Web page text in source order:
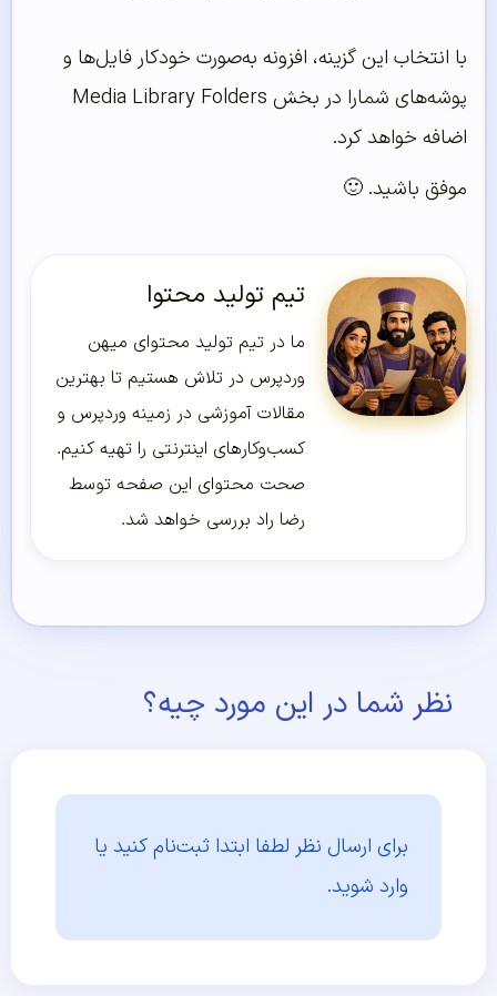
با انتخاب این گزینه، افزونه به‌صورت خودکار فایل‌ها و
پوشه‌های شمارا در بخش Media Library Folders
اضافه خواهد کرد.
موفق باشید. 🙂
تیم تولید محتوا
ما در تیم تولید محتوای میهن
وردپرس در تلاش هستیم تا بهترین
مقالات آموزشی در زمینه وردپرس و
کسب‌و‌کارهای اینترنتی را تهیه کنیم.
صحت محتوای این صفحه توسط
رضا راد بررسی خواهد شد.
نظر شما در این مورد چیه؟
برای ارسال نظر لطفا ابتدا ثبت‌نام کنید یا
وارد شوید.